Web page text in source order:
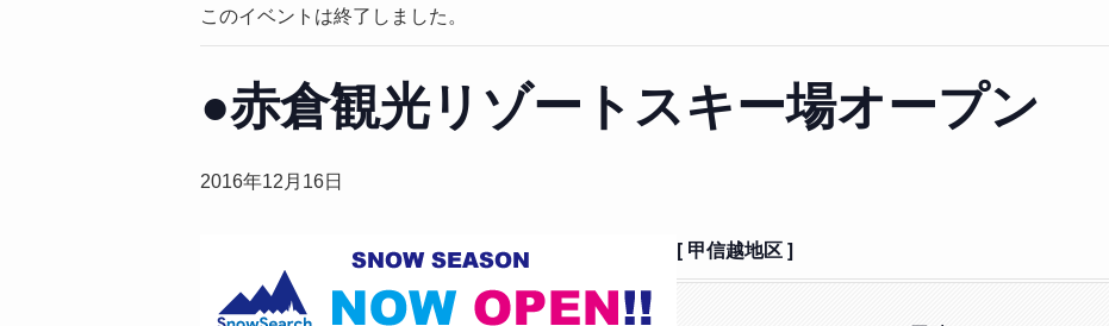
このイベントは終了しました。
●赤倉観光リゾートスキー場オープン
2016年12月16日
[ 甲信越地区 ]